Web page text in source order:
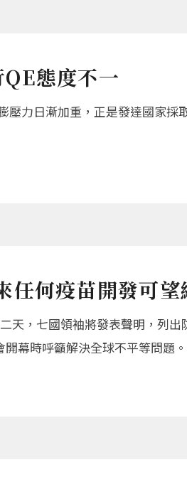
態度不一
壓力日漸加重，正是發達國家
任何疫苗開發可望
天，七國領袖將發表聲明，列
幕時呼籲解決全球不平等問題。